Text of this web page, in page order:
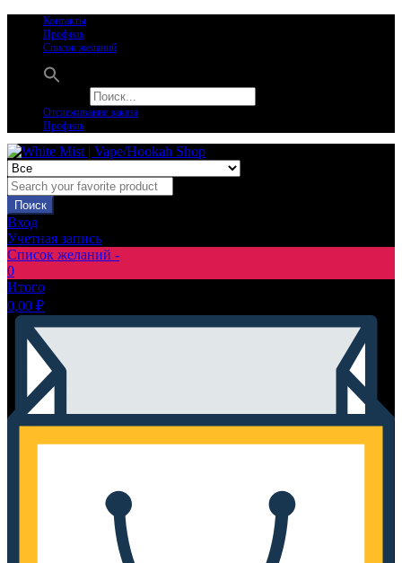
Контакты
Профиль
Список желаний
Отслеживание заказа
Профиль
Поиск
Вход
Учетная запись
Список желаний -
0
Итого
0,00 ₽